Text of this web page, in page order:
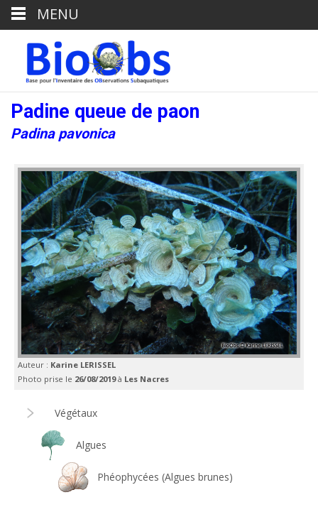
Padine queue de paon
Padina pavonica
Auteur : Karine LERISSEL
Photo prise le 26/08/2019à Les Nacres
Végétaux
Algues
Phéophycées (Algues brunes)
MENU